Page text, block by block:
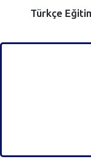
Türkçe